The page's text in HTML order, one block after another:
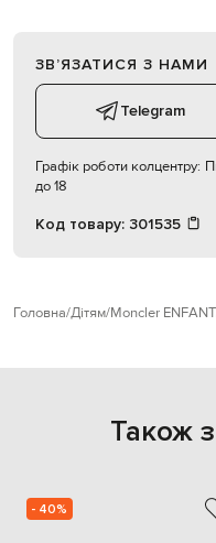
ЗВʼЯЗАТИСЯ З НАМИ
Telegram
Графік роботи колцентру:
до 18
Код товару: 301535
Головна Дітям Moncler ENFANT
Також з
- 40%